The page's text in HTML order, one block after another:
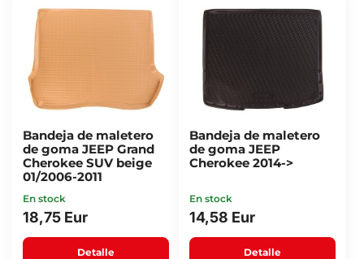
Bandeja de maletero
de goma JEEP Grand
Cherokee SUV beige
01/2006-2011
En stock
18,75 Eur
Detalle
Bandeja de maletero
de goma JEEP
Cherokee 2014->
En stock
14,58 Eur
Detalle